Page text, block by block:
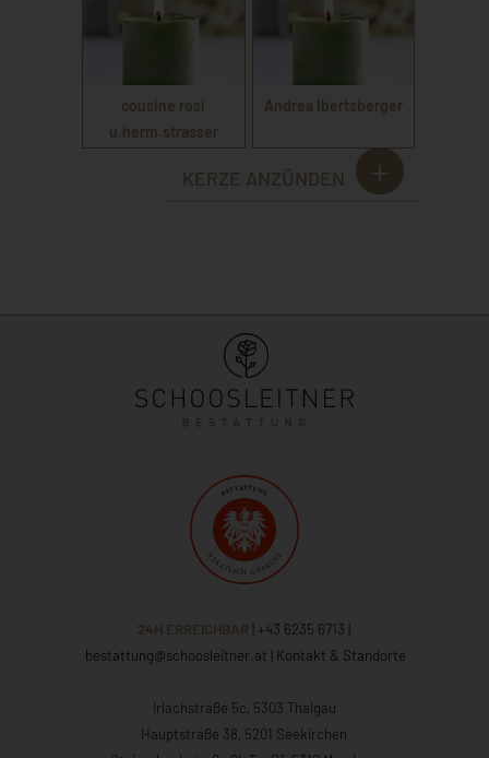
cousine rosi
u.herm.strasser
Andrea Ibertsberger
KERZE ANZÜNDEN
24H ERREICHBAR | +43 6235 6713
bestattung@schoosleitner.at
Kontakt & Standorte
Irlachstraße 5c, 5303 Thalgau
Hauptstraße 38, 5201 Seekirchen